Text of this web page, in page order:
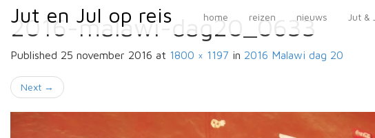
Jut en Jul op reis
Primary
Menu
content
Jut en Jul op reis
home reizen nieuws Jut &
2016-malawi-dag20_0633
Published 25 november 2016 at 1800 × 1197 in 2016 Malawi dag 20
Next →